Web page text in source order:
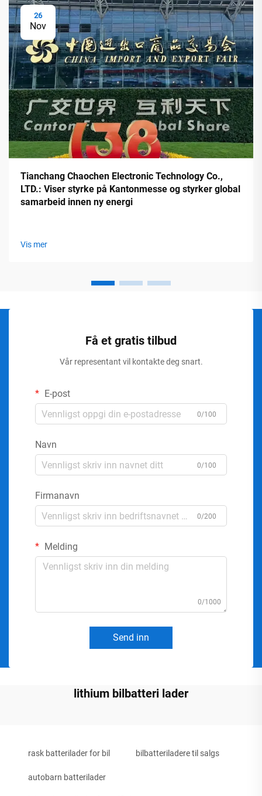
26
Nov
Tianchang Chaochen Electronic Technology Co.,
LTD.: Viser styrke på Kantonmesse og styrker global
samarbeid innen ny energi
Vis mer
Få et gratis tilbud
Vår representant vil kontakte deg snart.
E-post
0/100
Navn
0/100
Firmanavn
0/200
Melding
0/1000
Send inn
lithium bilbatteri lader
rask batterilader for bil bilbatteriladere til salgs
autobarn batterilader